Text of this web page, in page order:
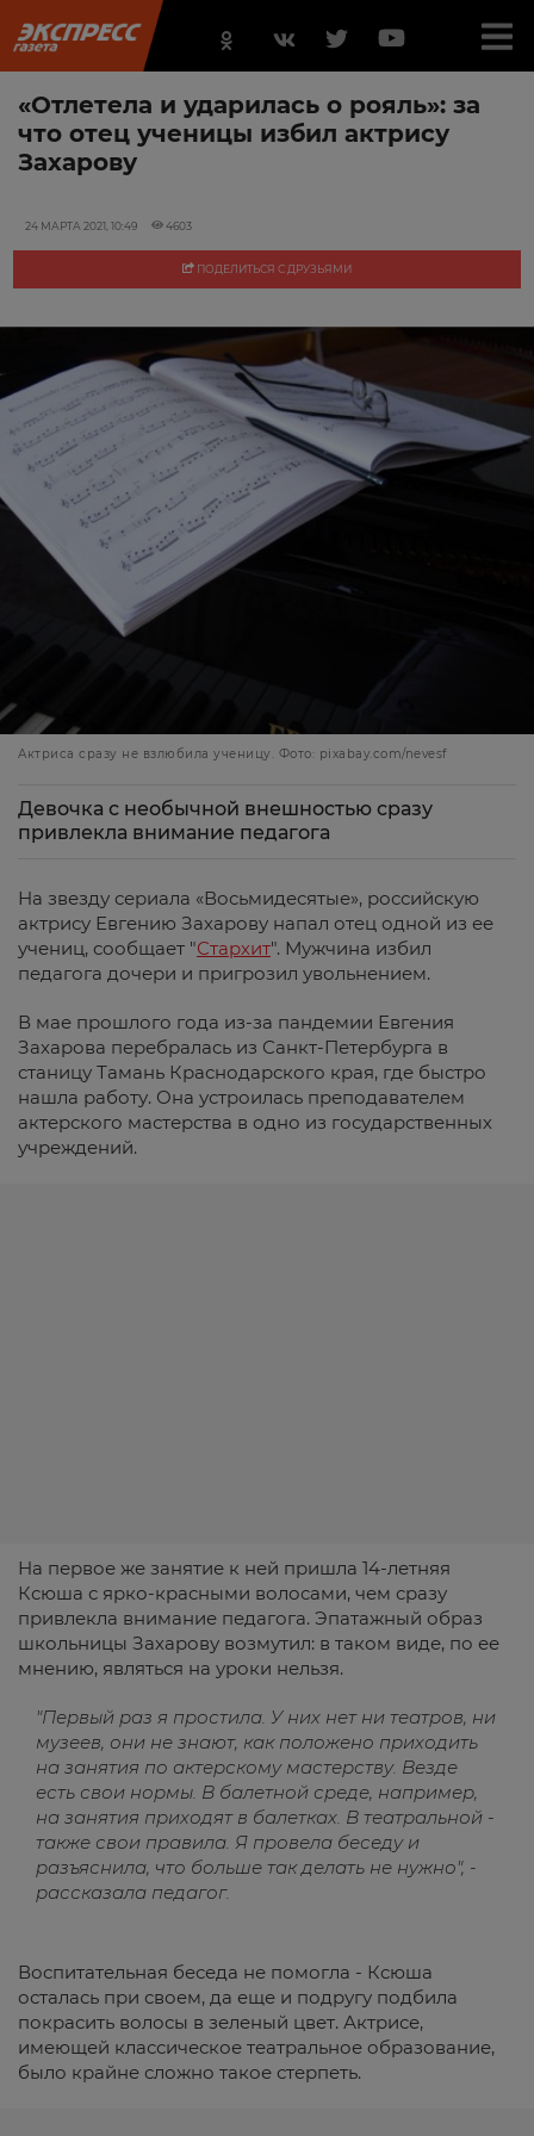
«Отлетела и ударилась о рояль»: за
что отец ученицы избил актрису
Захарову
24 МАРТА 2021, 10:49 4603
ПОДЕЛИТЬСЯ С ДРУЗЬЯМИ
Актриса сразу не взлюбила ученицу. Фото: pixabay.com/nevesf
Девочка с необычной внешностью сразу
привлекла внимание педагога
На звезду сериала «Восьмидесятые», российскую
актрису Евгению Захарову напал отец одной из ее
учениц, сообщает "Стархит". Мужчина избил
педагога дочери и пригрозил увольнением.
В мае прошлого года из-за пандемии Евгения
Захарова перебралась из Санкт-Петербурга в
станицу Тамань Краснодарского края, где быстро
нашла работу. Она устроилась преподавателем
актерского мастерства в одно из государственных
учреждений.
На первое же занятие к ней пришла 14-летняя
Ксюша с ярко-красными волосами, чем сразу
привлекла внимание педагога. Эпатажный образ
школьницы Захарову возмутил: в таком виде, по ее
мнению, являться на уроки нельзя.
"Первый раз я простила. У них нет ни театров, ни
музеев, они не знают, как положено приходить
на занятия по актерскому мастерству. Везде
есть свои нормы. В балетной среде, например,
на занятия приходят в балетках. В театральной -
также свои правила. Я провела беседу и
разъяснила, что больше так делать не нужно", -
рассказала педагог.
Воспитательная беседа не помогла - Ксюша
осталась при своем, да еще и подругу подбила
покрасить волосы в зеленый цвет. Актрисе,
имеющей классическое театральное образование,
было крайне сложно такое стерпеть.